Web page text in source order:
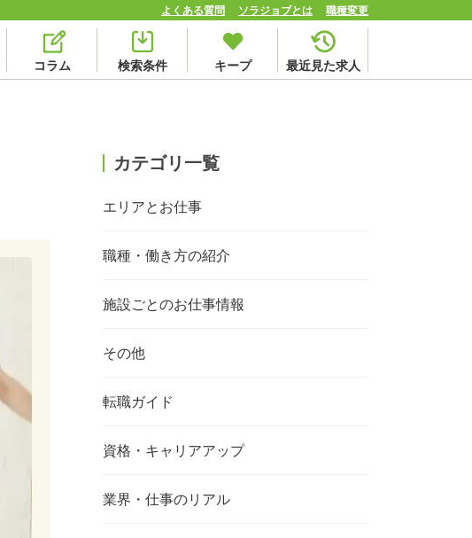
よくある質問 ソラジョブとは 職種変更
コラム 検索条件 キープ 最近見た求人
カテゴリ一覧
エリアとお仕事
職種・働き方の紹介
施設ごとのお仕事情報
その他
転職ガイド
資格・キャリアアップ
業界・仕事のリアル